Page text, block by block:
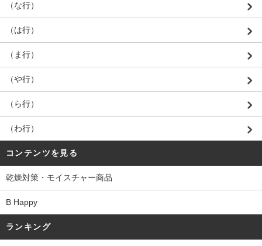
（な行）
（は行）
（ま行）
（や行）
（ら行）
（わ行）
コンテンツを見る
乾燥対策・モイスチャー商品
B Happy
ランキング